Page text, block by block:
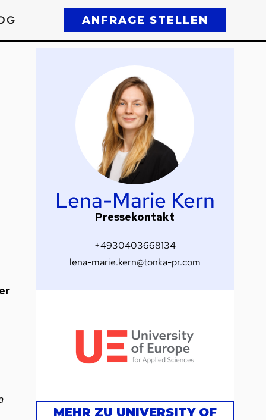
ANFRAGE STELLEN
Lena-Marie Kern
Pressekontakt
+4930403668134
lena-marie.kern@tonka-pr.com
MEHR ZU UNIVERSITY OF